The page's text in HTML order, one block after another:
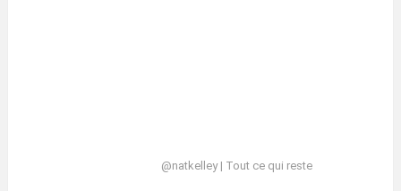
@natkelley | Tout ce qui reste